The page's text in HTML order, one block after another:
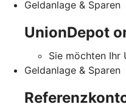
Geldanlage & Sparen
UnionDepot
Sie möchten Ihr
Geldanlage & Sparen